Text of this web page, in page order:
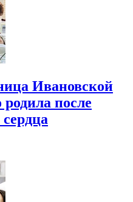
Ивановской
после